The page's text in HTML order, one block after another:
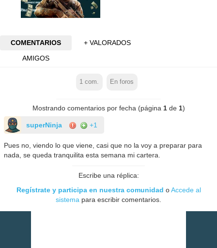
COMENTARIOS
+ VALORADOS
AMIGOS
1 com. En foros
Mostrando comentarios por fecha (página 1de 1)
superNinja +1
Pues no, viendo lo que viene, casi que no la voy a preparar para
nada, se queda tranquilita esta semana mi cartera.
Escribe una réplica:
Regístrate y participa en nuestra comunidad oAccede al
sistema para escribir comentarios.